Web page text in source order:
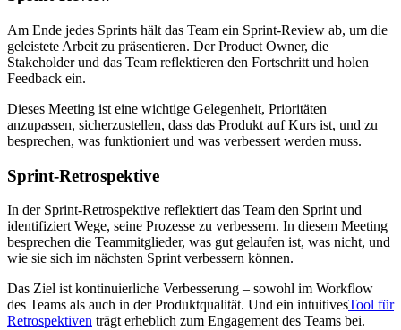
Am Ende jedes Sprints hält das Team ein Sprint-Review ab, um die
geleistete Arbeit zu präsentieren. Der Product Owner, die
Stakeholder und das Team reflektieren den Fortschritt und holen
Feedback ein.
Dieses Meeting ist eine wichtige Gelegenheit, Prioritäten
anzupassen, sicherzustellen, dass das Produkt auf Kurs ist, und zu
besprechen, was funktioniert und was verbessert werden muss.
Sprint-Retrospektive
In der Sprint‑Retrospektive reflektiert das Team den Sprint und
identifiziert Wege, seine Prozesse zu verbessern. In diesem Meeting
besprechen die Teammitglieder, was gut gelaufen ist, was nicht, und
wie sie sich im nächsten Sprint verbessern können.
Das Ziel ist kontinuierliche Verbesserung – sowohl im Workflow
des Teams als auch in der Produktqualität. Und ein intuitivesTool für
Retrospektiven trägt erheblich zum Engagement des Teams bei.